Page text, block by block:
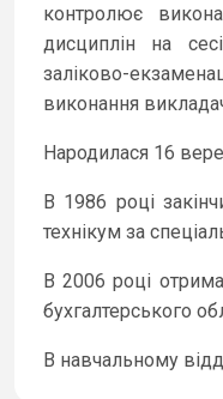
контролює
дисциплін на
заліково-
виконання
Народилася 16
В 1986 році
технікум за
В 2006 році
бухгалтерського
В навчальному